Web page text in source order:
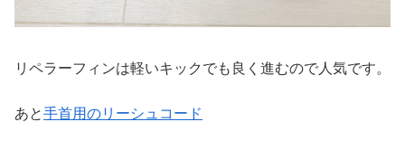
リペラーフィンは軽いキックでも良く進むので人気です。
あと手首用のリーシュコード